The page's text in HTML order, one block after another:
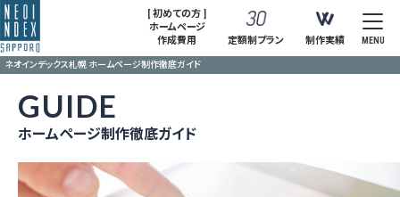
[ 初めての方 ]
ホームページ
作成費用
定額制プラン 制作実績 MENU
ネオインデックス札幌 ホームページ制作徹底ガイド
GUIDE
ホームページ制作徹底ガイド